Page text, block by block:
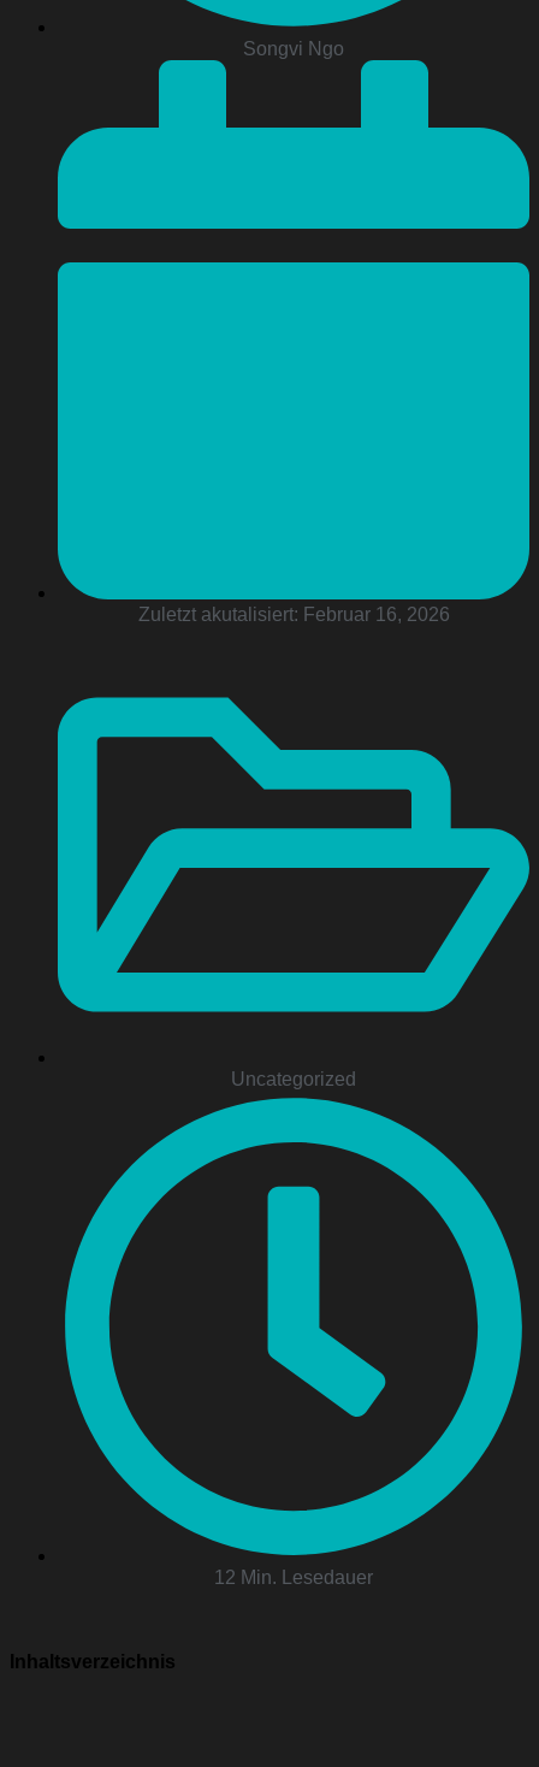
Songvi Ngo
Zuletzt akutalisiert: Februar 16, 2026
Uncategorized
12 Min. Lesedauer
Inhaltsverzeichnis